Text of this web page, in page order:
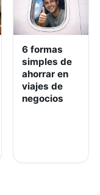
6 formas
simples de
ahorrar en
viajes de
negocios